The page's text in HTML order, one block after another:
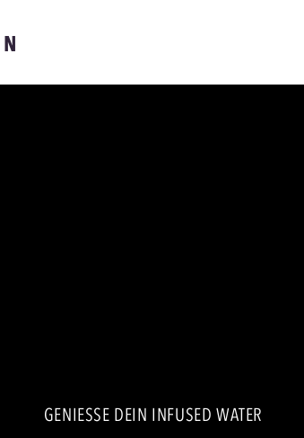
GENIESSE DEIN INFUSED WATER